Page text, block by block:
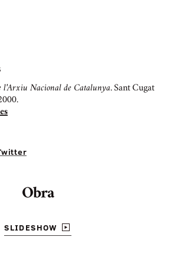
l'Arxiu Nacional de Catalunya. Sant Cugat
Obra
SLIDESHOW